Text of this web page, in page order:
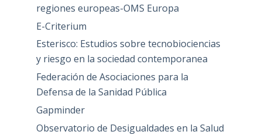
regiones europeas-OMS Europa
E-Criterium
Esterisco: Estudios sobre tecnobiociencias
y riesgo en la sociedad contemporanea
Federación de Asociaciones para la
Defensa de la Sanidad Pública
Gapminder
Observatorio de Desigualdades en la Salud